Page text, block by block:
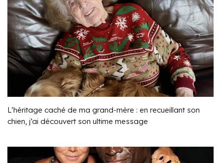
L’héritage caché de ma grand-mère : en recueillant son
chien, j’ai découvert son ultime message